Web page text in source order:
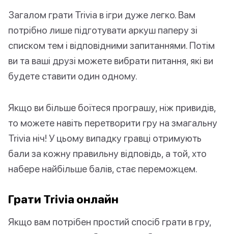
Загалом грати Trivia в ігри дуже легко. Вам
потрібно лише підготувати аркуш паперу зі
списком тем і відповідними запитаннями. Потім
ви та ваші друзі можете вибрати питання, які ви
будете ставити один одному.
Якщо ви більше боїтеся програшу, ніж привидів,
то можете навіть перетворити гру на змагальну
Trivia ніч! У цьому випадку гравці отримують
бали за кожну правильну відповідь, а той, хто
набере найбільше балів, стає переможцем.
Грати Trivia онлайн
Якщо вам потрібен простий спосіб грати в гру,